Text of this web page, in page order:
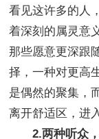
看见这许多的人
着深刻的属灵意
那些愿意更深跟
择，一种对更高
是偶然的聚集，
离开舒适区，进
2.两种听众，